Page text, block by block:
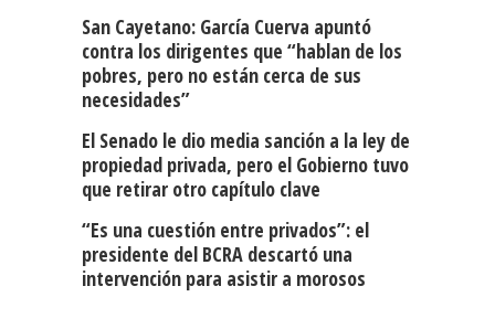
San Cayetano: García Cuerva apuntó
contra los dirigentes que “hablan de los
pobres, pero no están cerca de sus
necesidades”
El Senado le dio media sanción a la ley de
propiedad privada, pero el Gobierno tuvo
que retirar otro capítulo clave
“Es una cuestión entre privados”: el
presidente del BCRA descartó una
intervención para asistir a morosos